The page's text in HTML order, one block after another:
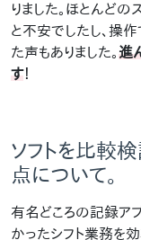
りました。ほとんど
と不安でしたし、操
た声もありました。進
す！
ソフトを比較
点について。
有名どころの記録ア
かったシフト業務を